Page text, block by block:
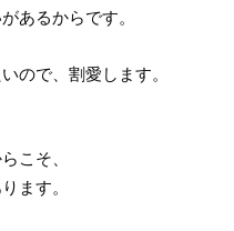
あるからです。
ので、割愛します。
こそ、
ます。